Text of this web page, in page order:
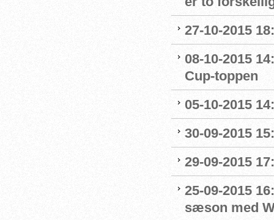
27-10-2015
08-10-2015
Cup-toppen
05-10-2015
30-09-2015
29-09-2015
25-09-2015
sæson med